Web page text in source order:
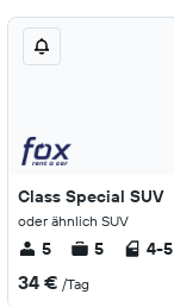
Class Special SUV
oder ähnlich SUV
5 5 4-5
34 € /Tag